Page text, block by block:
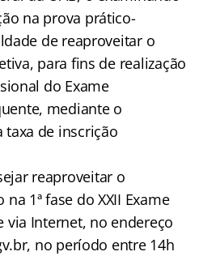
na prova prático-
de reaproveitar o
para fins de realização
do Exame
mediante o
de inscrição
reaproveitar o
1ª fase do XXII Exame
via Internet, no endereço
no período entre 14h